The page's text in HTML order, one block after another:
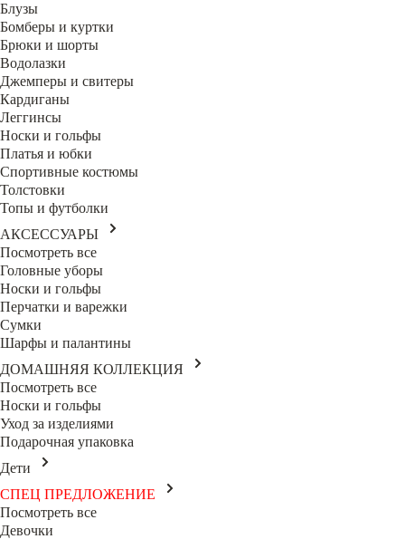
Блузы
Бомберы и куртки
Брюки и шорты
Водолазки
Джемперы и свитеры
Кардиганы
Леггинсы
Носки и гольфы
Платья и юбки
Спортивные костюмы
Толстовки
Топы и футболки
АКСЕССУАРЫ
Посмотреть все
Головные уборы
Носки и гольфы
Перчатки и варежки
Сумки
Шарфы и палантины
ДОМАШНЯЯ КОЛЛЕКЦИЯ
Посмотреть все
Носки и гольфы
Уход за изделиями
Подарочная упаковка
Дети
СПЕЦ ПРЕДЛОЖЕНИЕ
Посмотреть все
Девочки